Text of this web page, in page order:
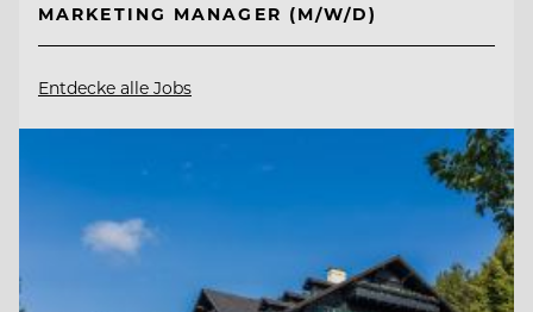
MARKETING MANAGER (M/W/D)
Entdecke alle Jobs